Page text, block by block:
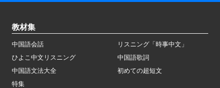
教材集
中国語会話
リスニング「時事中文」
ひよこ中文リスニング
中国語歌詞
中国語文法大全
初めての超短文
特集